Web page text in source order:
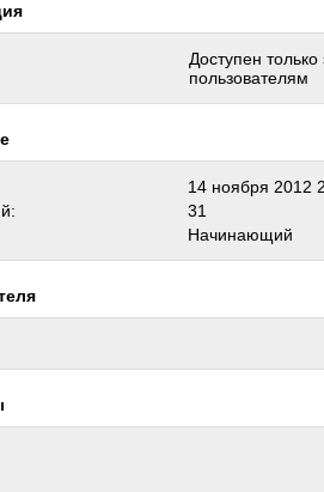
Доступен
пользователям
14 ноября 2012
31
Начинающий